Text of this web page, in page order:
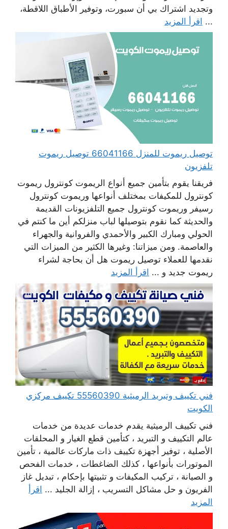
وتجديد اشتراك بي أن سبورت، وتوفير الأطباق اللاقطة،
... اقرأ المزيد
توصيل ريموت للمنزل 66041166 توصيل ريموت
تلفزيون
فريقنا يقوم بتأمين جميع أنواع الريموت كونترول ريموت
كونترول للمكيفات بمختلف أنواعها وريموت كونترول
رسيفر وريموت كونترول جميع التلفزيونات القديمة
والحديثة كما نقوم بتوصيلها لباب منزلكم أين ما كنتم في
الحولي ومبارك الكبير والأحمدي والفروانية والجهراء
والعاصمة. ومن ميزاتنا: وغيرها الكثير من الميزات التي
نقدمها للعملاء توصيل ريموت هل أن بحاجة لشراء
ريموت جديد و ... اقرأ المزيد
فني تكييف وتبريد الرميثية 55560390 تكييف مركزي
الكويت
فني تكييف الرميثية يقدم خدمات عديدة من خدمات
عالم التكييف و التبريد ، كتأمين قطع الغيار و المحلقات
الأصلية ، توفير أجهزة تكييف ذات ماركات عالمية ، تأمين
الموتورات بأنواعها ، كذلك الضاغطات ، خدمات الفحص
و الصيانة ، تركيب المكيفات و تثبيتها بإحكام ، تبديل غاز
الفريون و حل مشاكل التسريب ، إزالة الجليد ... اقرأ
المزيد